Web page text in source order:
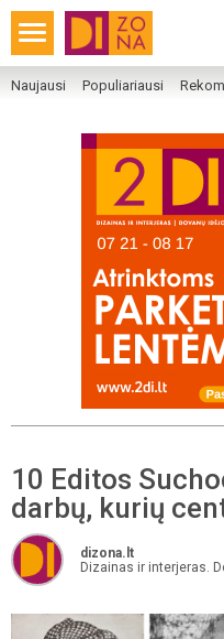
Naujausi Populiariausi
10 Editos
darbų, kurių
dizona.lt
Dizainas ir interjeras.